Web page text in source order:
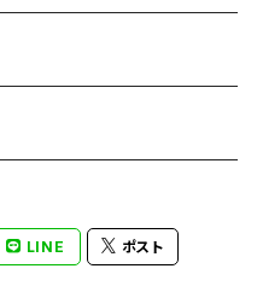
LINE ポスト